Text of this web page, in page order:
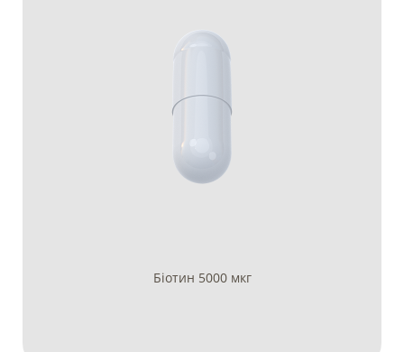
Біотин 5000 мкг